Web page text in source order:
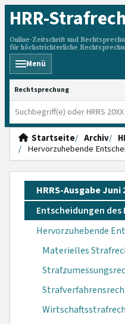
HRR-
Online-Zeitschrift und
für höchstrichterliche
Menü
HRRS durchsuchen
Startseite Archiv
Hervorzuhebende
HRRS-Ausgabe Juni
Entscheidungen des
Hervorzuhebende
Materielles